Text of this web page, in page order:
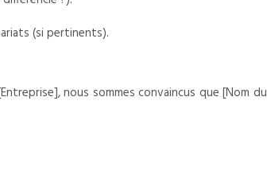
(si pertinents).
nous sommes convaincus que [Nom